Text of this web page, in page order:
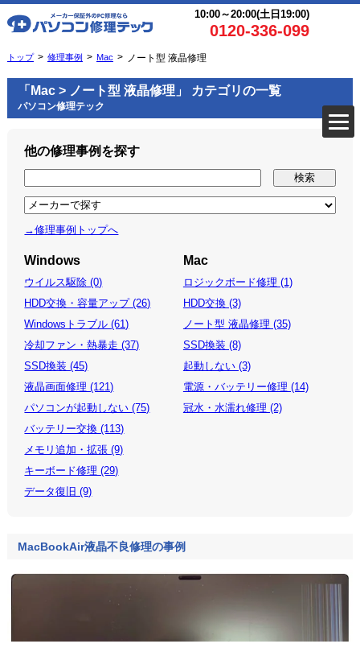
10:00～20:00(土日19:00)
0120-336-099
トップ 修理事例 Mac ノート型 液晶修理
「Mac > ノート型 液晶修理」 カテゴリの一覧
パソコン修理テック
他の修理事例を探す
→修理事例トップへ
Windows
ウイルス駆除 (0)
HDD交換・容量アップ (26)
Windowsトラブル (61)
冷却ファン・熱暴走 (37)
SSD換装 (45)
液晶画面修理 (121)
パソコンが起動しない (75)
バッテリー交換 (113)
メモリ追加・拡張 (9)
キーボード修理 (29)
データ復旧 (9)
Mac
ロジックボード修理 (1)
HDD交換 (3)
ノート型 液晶修理 (35)
SSD換装 (8)
起動しない (3)
電源・バッテリー修理 (14)
冠水・水濡れ修理 (2)
MacBookAir液晶不良修理の事例